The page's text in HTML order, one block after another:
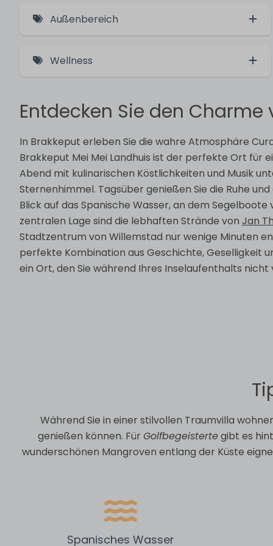
Sauna
1 bedroom
2 bedrooms
3 bedrooms
Außenbereich
BBQ
Wellness
Hot tub
Entdecken Sie den Charme
In Brakkeput erleben Sie die wahre Atmosphäre
Brakkeput Mei Mei Landhuis ist der perfekte Ort für
Abend mit kulinarischen Köstlichkeiten und Musik
Sternenhimmel. Tagsüber genießen Sie die Ruhe
Blick auf das Spanische Wasser, an dem
zentralen Lage sind die lebhaften Strände vonJan
Stadtzentrum von Willemstad nur wenige Minuten
perfekte Kombination aus Geschichte, Geselligkeit
ein Ort, den Sie während Ihres Inselaufenthalts nicht
Während Sie in einer stilvollen Traumvilla
genießen können. Für Golfbegeistertegibt es
wunderschönen Mangroven entlang der Küste
Spanisches Wasser